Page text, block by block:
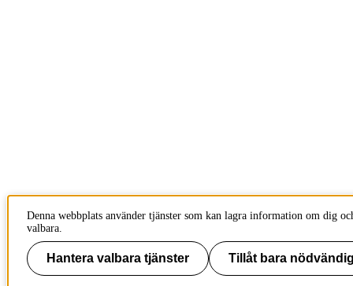
Denna webbplats använder tjänster som kan lagra information om dig
valbara.
Hantera valbara tjänster Tillåt bara